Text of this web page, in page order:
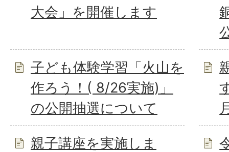
大会」を開催します
子ども体験学習「火山を
作ろう！( 8/26実施)」
の公開抽選について
親子講座を実施しま